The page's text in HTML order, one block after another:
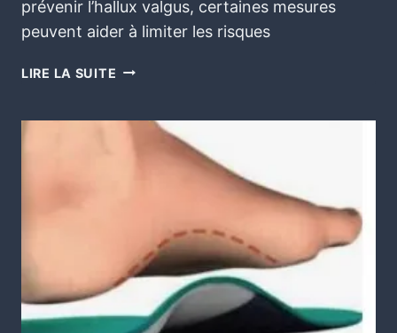
prévenir l’hallux valgus, certaines mesures
peuvent aider à limiter les risques
LIRE LA SUITE